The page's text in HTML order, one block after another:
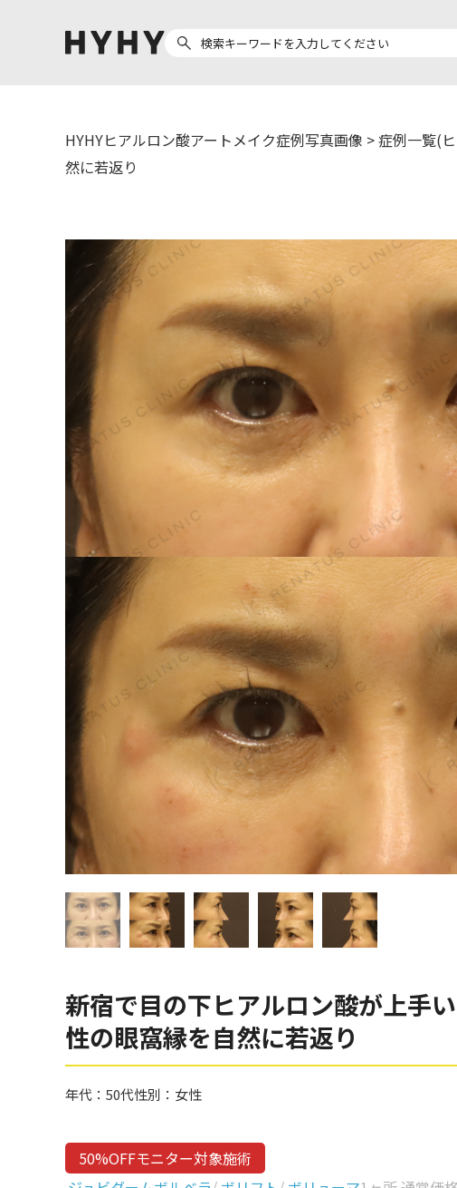
アートメ
クリニッ
医師一覧
看護師一覧
新着情報
ヒアルロン酸注入
部位から探す
眼窩縁（目の下）
ゴルゴライン
ほうれい線
ヒアルロン酸リフトアッ
ザーフ(XERF)
ボラックス
ボリューマ
ボリフト
ボルベラ
ボライト
レナトゥスヒアルロン酸
ダイヤモンドフィール/ピ
リジュラン
ゴウリ
糸リフト
目の下のクマ取り
その他
性別から探す
男性
Age
年代から探す
30代
40代
HYHYヒアルロン酸アートメイク症例写真画像 >症例一覧(
然に若返り
新宿で目の下ヒアルロン酸が上手
性の眼窩縁を自然に若返り
年代： 50代性別： 女性
50%OFFモニター対象施術